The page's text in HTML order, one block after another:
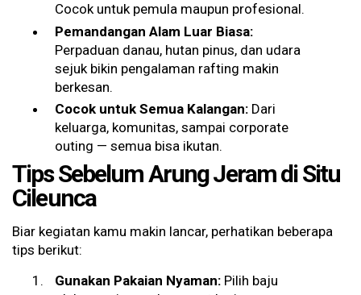
Cocok untuk pemula maupun profesional.
Pemandangan Alam Luar Biasa:
Perpaduan danau, hutan pinus, dan udara
sejuk bikin pengalaman rafting makin
berkesan.
Cocok untuk Semua Kalangan:Dari
keluarga, komunitas, sampai corporate
outing — semua bisa ikutan.
Tips Sebelum Arung Jeram di Situ
Cileunca
Biar kegiatan kamu makin lancar, perhatikan beberapa
tips berikut:
Gunakan Pakaian Nyaman:Pilih baju